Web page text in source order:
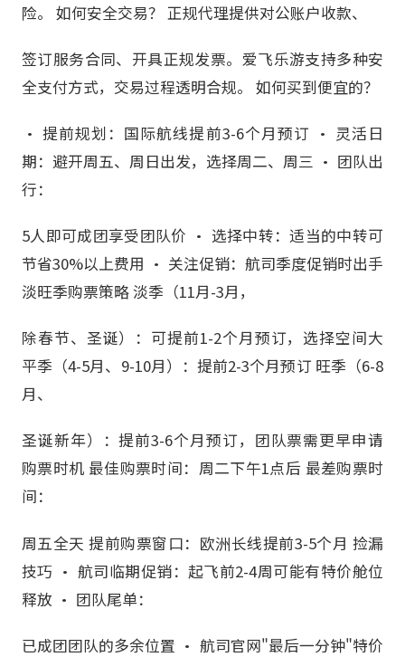
险。 如何安全交易？ 正规代理提供对公账户收款、
签订服务合同、开具正规发票。爱飞乐游支持多种安
全支付方式，交易过程透明合规。 如何买到便宜的？
• 提前规划：国际航线提前3-6个月预订 • 灵活日
期：避开周五、周日出发，选择周二、周三 • 团队出
行：
5人即可成团享受团队价 • 选择中转：适当的中转可
节省30%以上费用 • 关注促销：航司季度促销时出手
淡旺季购票策略 淡季（11月-3月，
除春节、圣诞）：可提前1-2个月预订，选择空间大
平季（4-5月、9-10月）：提前2-3个月预订 旺季（6-8
月、
圣诞新年）：提前3-6个月预订，团队票需更早申请
购票时机 最佳购票时间：周二下午1点后 最差购票时
间：
周五全天 提前购票窗口：欧洲长线提前3-5个月 捡漏
技巧 • 航司临期促销：起飞前2-4周可能有特价舱位
释放 • 团队尾单：
已成团团队的多余位置 • 航司官网"最后一分钟"特价